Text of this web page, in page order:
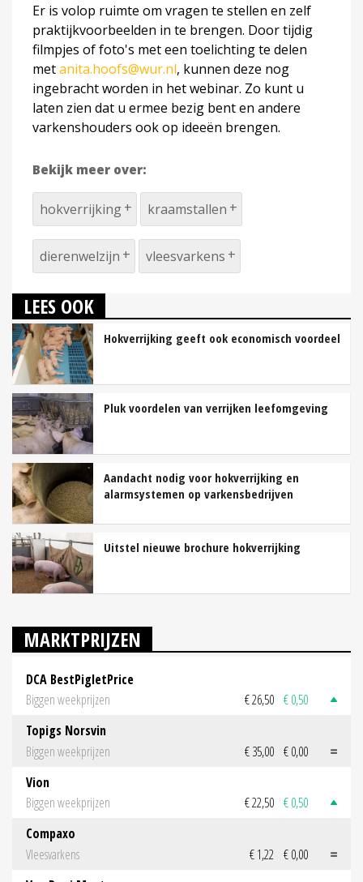
Er is volop ruimte om vragen te stellen en zelf
praktijkvoorbeelden in te brengen. Door tijdig
filmpjes of foto's met een toelichting te delen
metanita.hoofs@wur.nl, kunnen deze nog
ingebracht worden in het webinar. Zo kunt u
laten zien dat u ermee bezig bent en andere
varkenshouders ook op ideeën brengen.
Bekijk meer over:
hokverrijking kraamstallen
dierenwelzijn vleesvarkens
LEES OOK
Hokverrijking geeft ook economisch voordeel
Pluk voordelen van verrijken leefomgeving
Aandacht nodig voor hokverrijking en
alarmsystemen op varkensbedrijven
Uitstel nieuwe brochure hokverrijking
MARKTPRIJZEN
DCA BestPigletPrice
Biggen weekprijzen
€ 26,50 € 0,50
Topigs Norsvin
Biggen weekprijzen
€ 35,00 € 0,00
Vion
Biggen weekprijzen
€ 22,50 € 0,50
Compaxo
Vleesvarkens
€ 1,22 € 0,00